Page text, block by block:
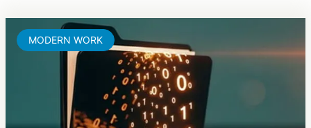
MODERN WORK